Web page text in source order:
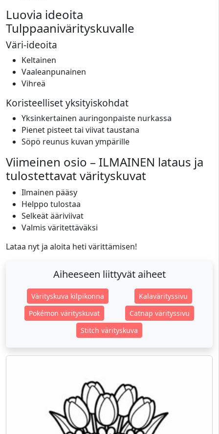
Luovia ideoita
Tulppaanivärityskuvalle
Väri-ideoita
Keltainen
Vaaleanpunainen
Vihreä
Koristeelliset yksityiskohdat
Yksinkertainen auringonpaiste nurkassa
Pienet pisteet tai viivat taustana
Söpö reunus kuvan ympärille
Viimeinen osio – ILMAINEN lataus ja
tulostettavat värityskuvat
Ilmainen pääsy
Helppo tulostaa
Selkeät ääriviivat
Valmis väritettäväksi
Lataa nyt ja aloita heti värittämisen!
Aiheeseen liittyvät aiheet
Värityskuva kilpikonna
Kalavärityssivu
Pokémon värityskuvat
Catnap värityssivu
Stitch värityskuva